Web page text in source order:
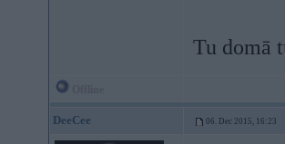
Tu domā
DeeCee 06. Dec 2015, 16:23